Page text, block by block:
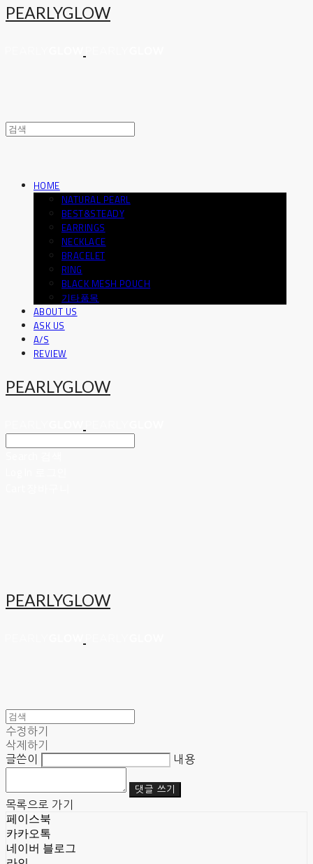
PEARLYGLOW
HOME
NATURAL PEARL
BEST&STEADY
EARRINGS
NECKLACE
BRACELET
RING
BLACK MESH POUCH
기타품목
ABOUT US
ASK US
A/S
REVIEW
PEARLYGLOW
PEARLYGLOW
수정하기
삭제하기
글쓴이
내용
댓글 쓰기
목록으로 가기
페이스북
카카오톡
네이버 블로그